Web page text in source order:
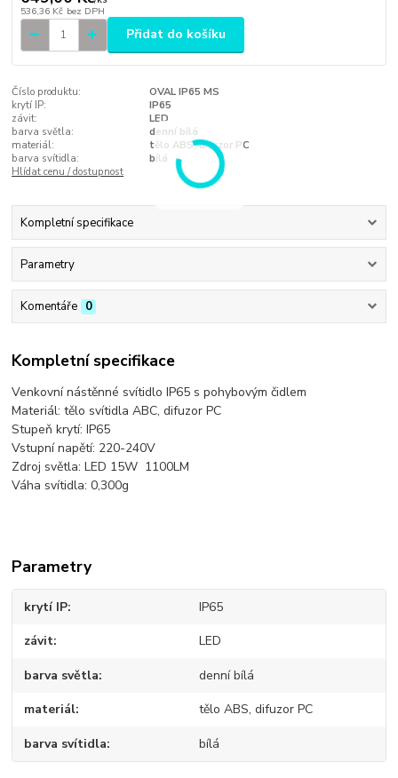
536,36 Kč bez DPH
Přidat do košíku
Číslo produktu:
OVAL IP65 MS
krytí IP:
IP65
závit:
LED
barva světla:
denní bílá
materiál:
tělo ABS, difuzor PC
barva svítidla:
bílá
Hlídat cenu / dostupnost
Kompletní specifikace
Parametry
Komentáře 0
Kompletní specifikace
Venkovní nástěnné svítidlo IP65 s pohybovým čidlem
Materiál: tělo svítidla ABC, difuzor PC
Stupeň krytí: IP65
Vstupní napětí: 220-240V
Zdroj světla: LED 15W 1100LM
Váha svítidla: 0,300g
Parametry
krytí IP IP65
závit LED
barva světla denní bílá
materiál tělo ABS, difuzor PC
barva svítidla bílá